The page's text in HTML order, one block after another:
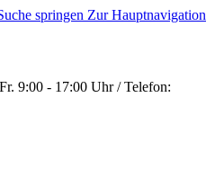
springen Zur Hauptnavigation
9:00 - 17:00 Uhr / Telefon: